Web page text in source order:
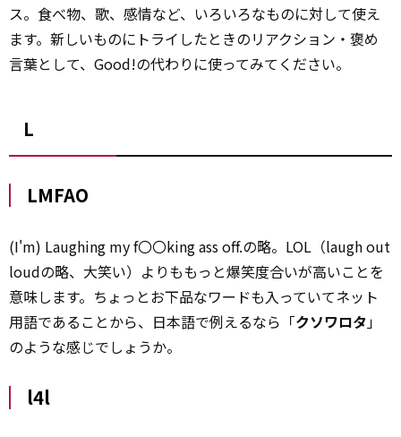
ス。食べ物、歌、感情など、いろいろなものに対して使え
ます。新しいものにトライしたときのリアクション・褒め
言葉として、Good!の代わりに使ってみてください。
L
LMFAO
(I'm) Laughing my f〇〇king ass off.の略。LOL（laugh out
loudの略、大笑い）よりももっと爆笑度合いが高いことを
意味します。ちょっとお下品なワードも入っていてネット
用語であることから、日本語で例えるなら「クソワロタ 」
のような感じでしょうか。
l4l